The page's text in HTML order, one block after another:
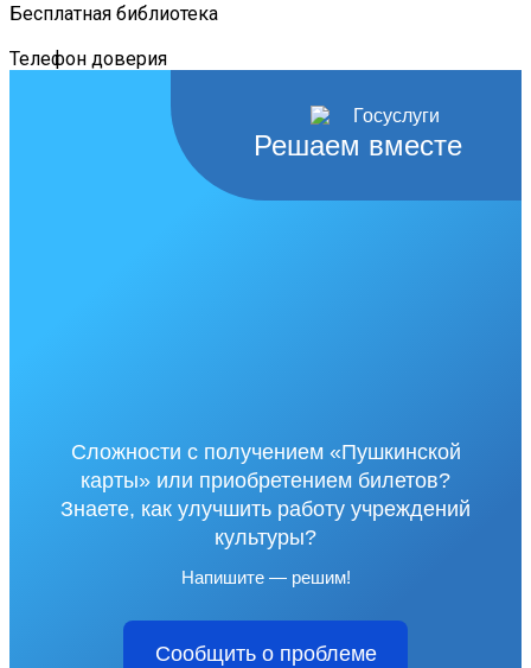
Бесплатная библиотека
Телефон доверия
Решаем вместе
Сложности с получением «Пушкинской
карты» или приобретением билетов?
Знаете, как улучшить работу учреждений
культуры?
Напишите — решим!
Сообщить о проблеме